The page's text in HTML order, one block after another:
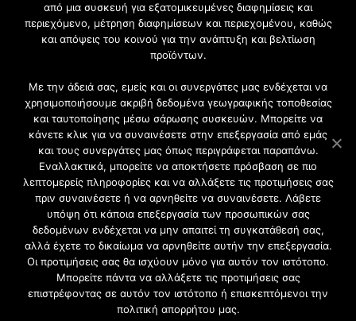
Γίνετε μέλος της μεγαλύτερης διαδικτυακής κοινότητας, ειδικά
για αρχιτέκτονες, σχεδιαστές και λάτρεις της κατασκευής και
2021 CFW - All Rights Reserved
Επιχειρήσεις |
Προφίλ
Διαφήμιση
Επικοινωνία
από μια συσκευή για εξατομικευμένες διαφημίσεις και
περιεχόμενο, μέτρηση διαφημίσεων και περιεχομένου, καθώς
και απόψεις του κοινού για την ανάπτυξη και βελτίωση
προϊόντων.
Με την άδειά σας, εμείς και οι συνεργάτες μας ενδέχεται να
χρησιμοποιήσουμε ακριβή δεδομένα γεωγραφικής τοποθεσίας
και ταυτοποίησης μέσω σάρωσης συσκευών. Μπορείτε να
κάνετε κλικ για να συναινέσετε στην επεξεργασία από εμάς
και τους συνεργάτες μας όπως περιγράφεται παραπάνω.
Εναλλακτικά, μπορείτε να αποκτήσετε πρόσβαση σε πιο
λεπτομερείς πληροφορίες και να αλλάξετε τις προτιμήσεις σας
πριν συναινέσετε ή να αρνηθείτε να συναινέσετε. Λάβετε
υπόψη ότι κάποια επεξεργασία των προσωπικών σας
δεδομένων ενδέχεται να μην απαιτεί τη συγκατάθεσή σας,
αλλά έχετε το δικαίωμα να αρνηθείτε αυτήν την επεξεργασία.
Οι προτιμήσεις σας θα ισχύουν μόνο για αυτόν τον ιστότοπο.
Μπορείτε πάντα να αλλάξετε τις προτιμήσεις σας
επιστρέφοντας σε αυτόν τον ιστότοπο ή επισκεπτόμενοι την
πολιτική απορρήτου μας.